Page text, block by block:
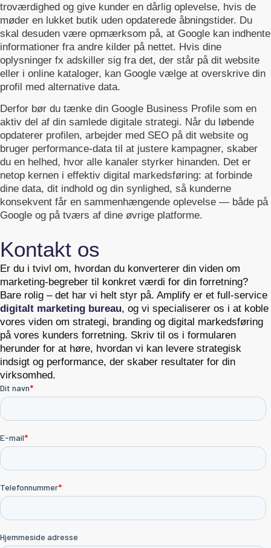
troværdighed og give kunder en dårlig oplevelse, hvis de
møder en lukket butik uden opdaterede åbningstider. Du
skal desuden være opmærksom på, at Google kan indhente
informationer fra andre kilder på nettet. Hvis dine
oplysninger fx adskiller sig fra det, der står på dit website
eller i online kataloger, kan Google vælge at overskrive din
profil med alternative data.
Derfor bør du tænke din Google Business Profile som en
aktiv del af din samlede digitale strategi. Når du løbende
opdaterer profilen, arbejder med SEO på dit website og
bruger performance-data til at justere kampagner, skaber
du en helhed, hvor alle kanaler styrker hinanden. Det er
netop kernen i effektiv digital markedsføring: at forbinde
dine data, dit indhold og din synlighed, så kunderne
konsekvent får en sammenhængende oplevelse — både på
Google og på tværs af dine øvrige platforme.
Kontakt os
Er du i tvivl om, hvordan du konverterer din viden om
marketing-begreber til konkret værdi for din forretning?
Bare rolig – det har vi helt styr på. Amplify er et full-service
digitalt marketing bureau, og vi specialiserer os i at koble
vores viden om strategi, branding og digital markedsføring
på vores kunders forretning. Skriv til os i formularen
herunder for at høre, hvordan vi kan levere strategisk
indsigt og performance, der skaber resultater for din
virksomhed.